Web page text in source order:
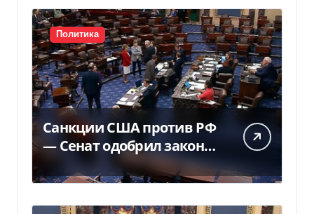
Политика
Санкции США против РФ
— Сенат одобрил закон
Грема — Фокус